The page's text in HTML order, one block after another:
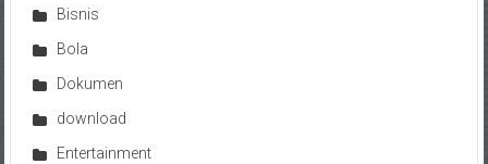
Bisnis
Bola
Dokumen
download
Entertainment